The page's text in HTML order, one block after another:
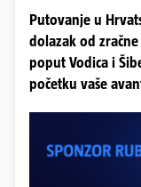
Putovanje u
dolazak od
poput Vodica i
početku vaše